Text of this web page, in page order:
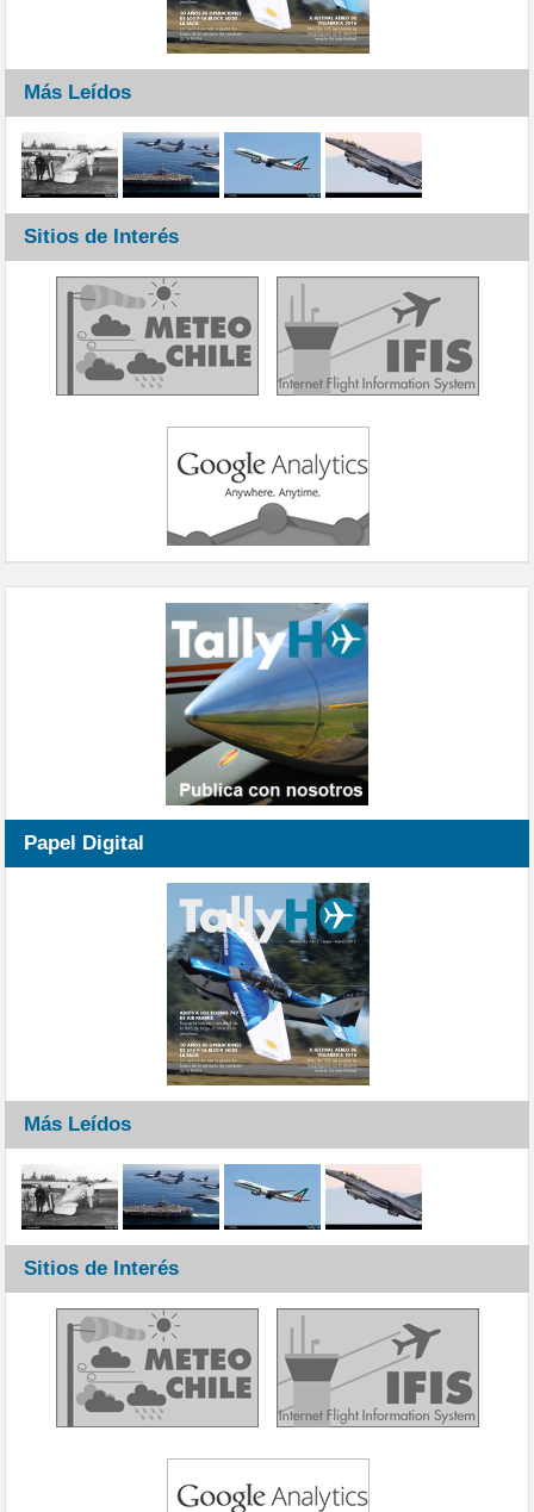
Más Leídos
Sitios de Interés
Papel Digital
Más Leídos
Sitios de Interés